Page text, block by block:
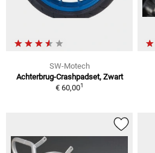
SW-Motech
Achterbrug-Crashpadset, Zwart
€ 60,001